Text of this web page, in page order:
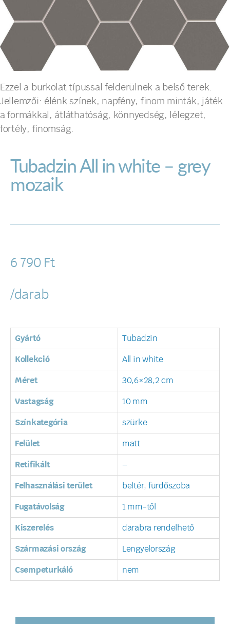
Ezzel a burkolat típussal felderülnek a belső terek.
Jellemzői: élénk színek, napfény, finom minták, játék
a formákkal, átláthatóság, könnyedség, lélegzet,
fortély, finomság.
Tubadzin All in white – grey
mozaik
6 790 Ft
/darab
Gyártó Tubadzin
Kollekció All in white
Méret 30,6×28,2 cm
Vastagság 10 mm
Színkategória szürke
Felület matt
Retifikált –
Felhasználási terület beltér, fürdőszoba
Fugatávolság 1 mm-től
Kiszerelés darabra rendelhető
Származási ország Lengyelország
Csempeturkáló nem